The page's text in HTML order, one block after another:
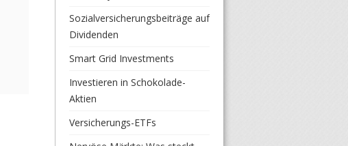
Sozialversicherungsbeiträge auf
Dividenden
Smart Grid Investments
Investieren in Schokolade-
Aktien
Versicherungs-ETFs